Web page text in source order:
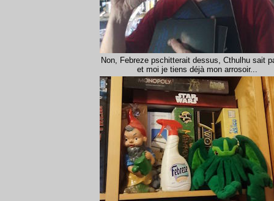
Non, Febreze pschitterait dessus, Cthulhu sait
et moi je tiens déjà mon arrosoir...